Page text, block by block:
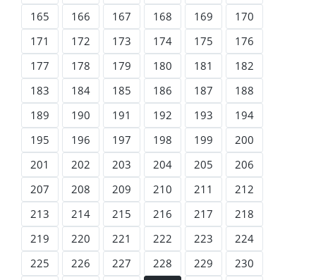
165
166 167 168 169
170
171
172 173 174 175
176
177
178 179 180 181
182
183
184 185 186 187
188
189
190 191 192 193
194
195
196 197 198 199
200
201
202 203 204 205
206
207
208 209 210 211
212
213
214 215 216 217
218
219
220 221 222 223
224
225
226 227 228 229
230